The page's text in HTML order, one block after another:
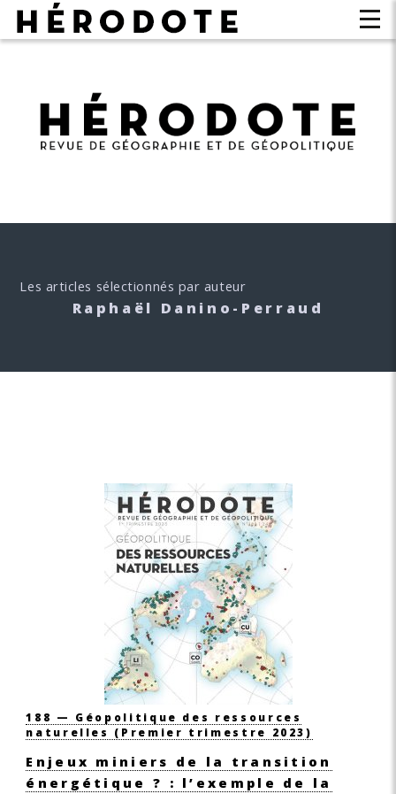
Les articles sélectionnés par auteur
Raphaël Danino-Perraud
188 — Géopolitique des ressources
naturelles (Premier trimestre 2023)
Enjeux miniers de la transition
énergétique ? : l’exemple de la